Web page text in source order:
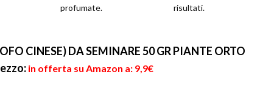
profumate.
risultati.
CINESE) DA SEMINARE 50 GR PIANTE ORTO
in offerta su Amazon a: 9,9€